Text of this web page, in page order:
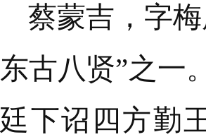
蔡蒙吉，字
东古八贤”之一
廷下诏四方勤